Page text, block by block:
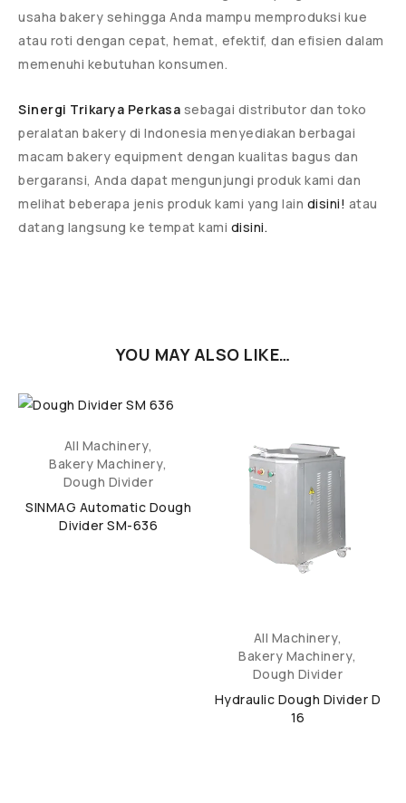
usaha bakery sehingga Anda mampu memproduksi kue
atau roti dengan cepat, hemat, efektif, dan efisien dalam
memenuhi kebutuhan konsumen.
Sinergi Trikarya Perkasa sebagai distributor dan toko
peralatan bakery di Indonesia menyediakan berbagai
macam bakery equipment dengan kualitas bagus dan
bergaransi, Anda dapat mengunjungi produk kami dan
melihat beberapa jenis produk kami yang lain disini! atau
datang langsung ke tempat kami disini.
YOU MAY ALSO LIKE…
All Machinery,
Bakery Machinery,
Dough Divider
SINMAG Automatic Dough
Divider SM-636
All Machinery,
Bakery Machinery,
Dough Divider
Hydraulic Dough Divider D
16